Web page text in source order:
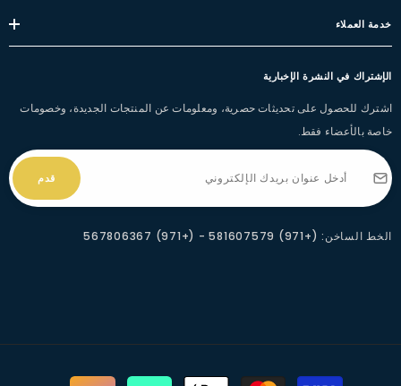
خدمة العملاء
الإشتراك في النشرة الإخبارية
اشترك للحصول على تحديثات حصرية، ومعلومات عن المنتجات الجديدة، وخصومات
خاصة بالأعضاء فقط.
قدم
الخط الساخن: (+971) 581607579 - (+971) 567806367